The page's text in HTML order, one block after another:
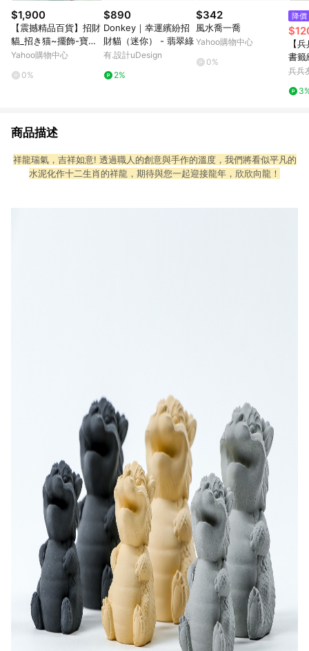
$1,900
【震撼精品百貨】招財
貓_招き猫~擺飾-寶石
【共1款】
Yahoo購物中心
0%
$890
Donkey｜幸運繽紛招
財貓（迷你） - 翡翠綠
有.設計uDesign
2%
$342
風水喬一喬
Yahoo購物中心
0%
降價
【
書籤
兵兵
商品描述
祥龍瑞氣，吉祥如意! 透過職人的創意與手作的溫度，我們將看似平凡的
水泥化作十二生肖的祥龍，期待與您一起迎接龍年，欣欣向龍！